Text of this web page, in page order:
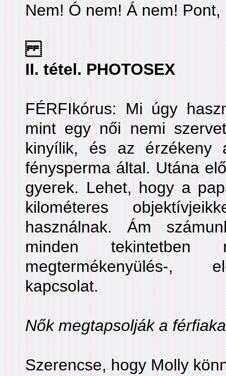
Nem! Ó nem! Á nem! Pont,
II. tétel. PHOTOSEX
FÉRFIkórus: Mi úgy
mint egy női nemi
kinyílik, és az érzékeny
fénysperma által. Utána
gyerek. Lehet, hogy a
kilométeres
használnak. Ám
minden tekintetben
megtermékenyülés-,
kapcsolat.
Nők megtapsolják a
Szerencse, hogy Molly